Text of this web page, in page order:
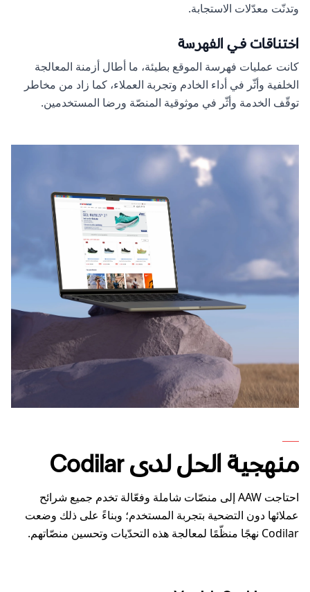
وتدنّت معدّلات الاستجابة.
اختناقات في الفهرسة
كانت عمليات فهرسة الموقع بطيئة، ما أطال أزمنة المعالجة
الخلفية وأثّر في أداء الخادم وتجربة العملاء، كما زاد من مخاطر
توقّف الخدمة وأثّر في موثوقية المنصّة ورضا المستخدمين.
منهجية الحل لدى Codilar
احتاجت AAW إلى منصّات شاملة وفعّالة تخدم جميع شرائح
عملائها دون التضحية بتجربة المستخدم؛ وبناءً على ذلك وضعت
Codilar نهجًا منظّمًا لمعالجة هذه التحدّيات وتحسين منصّاتهم.